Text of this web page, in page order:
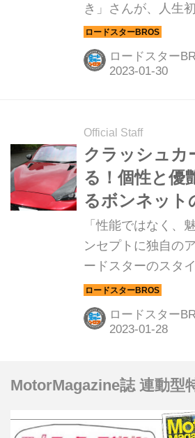
き」さんが、人生
ーに試乗！あまり
しながら大分をド
ロードスター
Official Staff
クラッシュカ
る！個性と優
るボンネット
「性能ではなく、
ンセプトに独自の
ードスターのスタ
提案し続けてきた
のデザインに迫る
Vol.23より）
ロードスター
MotorMagazine誌 連動型